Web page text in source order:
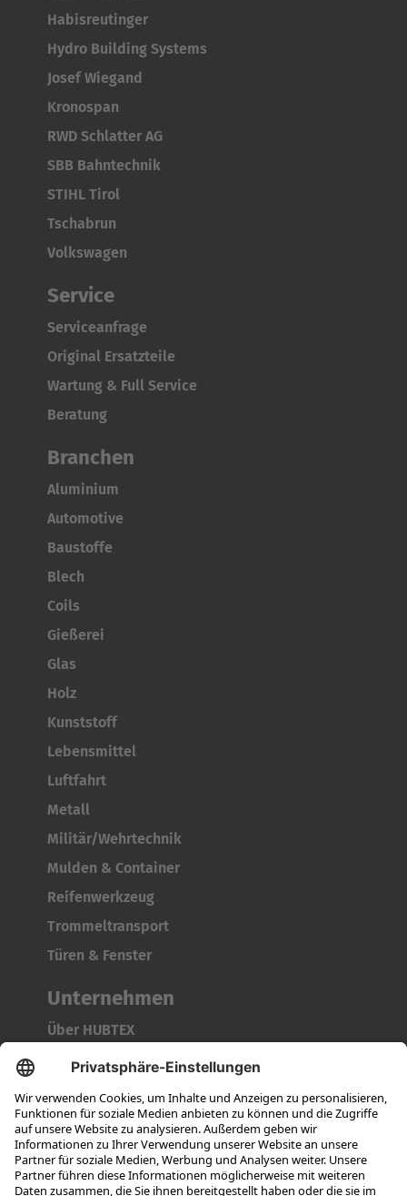
Habisreutinger
Hydro Building Systems
Josef Wiegand
Kronospan
RWD Schlatter AG
SBB Bahntechnik
STIHL Tirol
Tschabrun
Volkswagen
Service
Serviceanfrage
Original Ersatzteile
Wartung & Full Service
Beratung
Branchen
Aluminium
Automotive
Baustoffe
Blech
Coils
Gießerei
Glas
Holz
Kunststoff
Lebensmittel
Luftfahrt
Metall
Militär/Wehrtechnik
Mulden & Container
Reifenwerkzeug
Trommeltransport
Türen & Fenster
Unternehmen
Über HUBTEX
Nachhaltigkeit
Ansprechpartner
Karriere
Ausbildung